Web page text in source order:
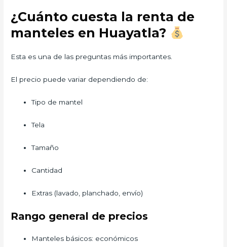
¿Cuánto cuesta la renta de
manteles en Huayatla?
Esta es una de las preguntas más importantes.
El precio puede variar dependiendo de:
Tipo de mantel
Tela
Tamaño
Cantidad
Extras (lavado, planchado, envío)
Rango general de precios
Manteles básicos: económicos